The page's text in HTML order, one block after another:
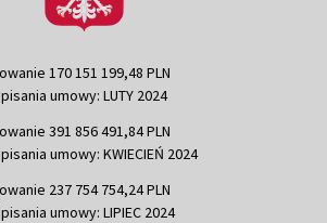
170 151 199,48 PLN
umowy: LUTY 2024
391 856 491,84 PLN
umowy: KWIECIEŃ 2024
237 754 754,24 PLN
umowy: LIPIEC 2024